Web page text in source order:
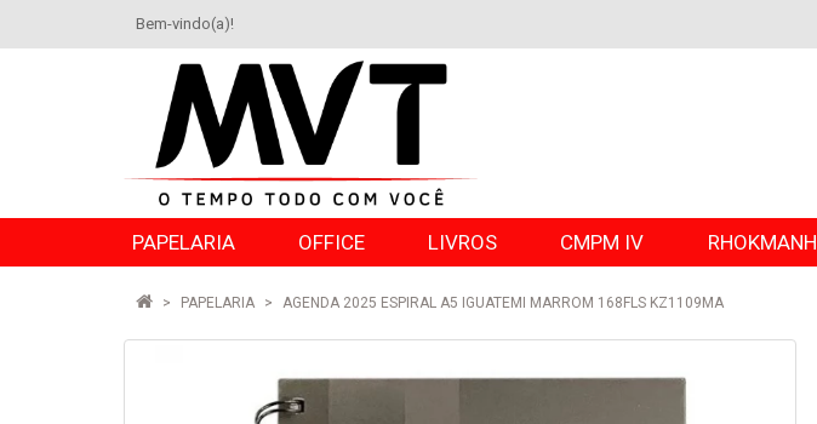
Bem-vindo(a)!
PAPELARIA OFFICE LIVROS CMPM IV RHOKMANH
PAPELARIA AGENDA 2025 ESPIRAL A5 IGUATEMI MARROM 168FLS KZ1109MA